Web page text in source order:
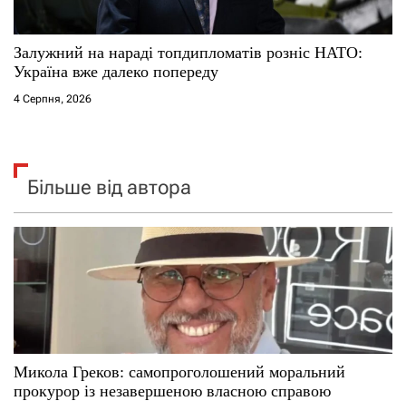
Залужний на нараді топдипломатів розніс НАТО:
Україна вже далеко попереду
4 Серпня, 2026
Більше від автора
Микола Греков: самопроголошений моральний
прокурор із незавершеною власною справою